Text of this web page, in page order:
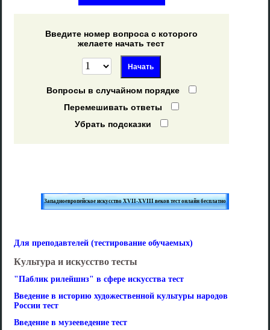
Введите номер вопроса с которого
желаете начать тест
Вопросы в случайном порядке
Перемешивать ответы
Убрать подсказки
Западноевропейское искусство XVII-XVIII веков тест онлайн бесплатно
Для преподавтелей (тестирование обучаемых)
Культура и искусство тесты
"Паблик рилейшнз" в сфере искусства тест
Введение в историю художественной культуры народов
России тест
Введение в музееведение тест